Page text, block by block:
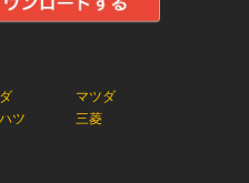
マツダ
ツ 三菱